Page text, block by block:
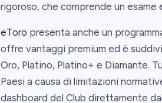
rigoroso, che comprende un esame
eToro presenta anche un
offre vantaggi premium ed è
Oro, Platino, Platino+ e Diamante.
Paesi a causa di limitazioni
dashboard del Club direttamente